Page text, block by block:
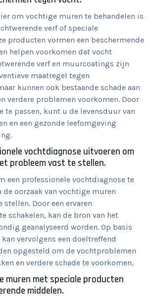
om vochtige muren te behandelen is
verf of speciale
producten vormen een beschermende
helpen voorkomen dat vocht
verf en muurcoatings zijn
maatregel tegen
kunnen ook bestaande schade aan
verdere problemen voorkomen. Door
te passen, kunt u de levensduur van
en een gezonde leefomgeving
vochtdiagnose uitvoeren om
probleem vast te stellen.
een professionele vochtdiagnose te
oorzaak van vochtige muren
Door een ervaren
schakelen, kan de bron van het
geanalyseerd worden. Op basis
vervolgens een doeltreffend
opgesteld om de vochtproblemen
en verdere schade te voorkomen.
muren met speciale producten
middelen.